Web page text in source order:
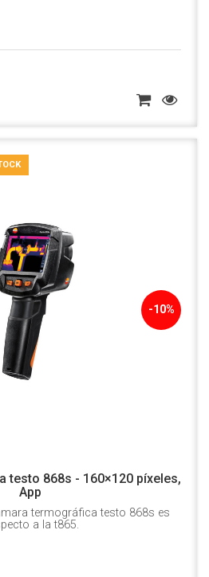
-10%
testo 868s - 160×120 píxeles,
App
termográfica testo 868s es
a la t865.